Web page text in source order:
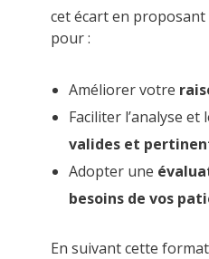
cet écart en
pour :
Améliorer votre
Faciliter l’analyse et
valides et
Adopter une
besoins de vos
En suivant cette